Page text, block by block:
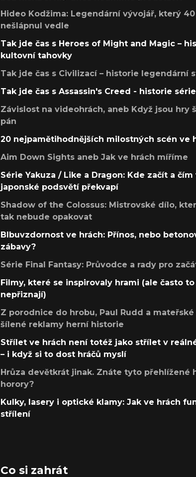
Hideo Kodžima: Legendární vývojář, který
nešlápnul vedle
Tak jde čas s Heroes of Might and Magic –
kultovní tahovky
Tak jde čas s Civilizací – historie legendární
Tak jde čas s Assassin's Creed - historie série
Závislost na videohrách, aneb Když jsou hry
pán
20 nejpamětihodnějších milostných scén ve
Aim Down Sights aneb Jak ve hrách míříme
Série Yakuza / Like a Dragon: Kde začít a čím
japonské podsvětí překvapí
Shadow of the Colossus: Mistrovské dílo,
tak nebude opakovat
Blbuvzdornost ve hrách: Přínos, nebo
zábavy?
Série Final Fantasy: Průvodce a rady pro
Filmy, které se inspirovaly hrami (ale často to
nepřiznají)
Z porodnice do hrobu, Paul Rudd a
šílené reklamy herní historie
Střílet ve hrách není totéž jako střílet v
– i když si to dost hráčů myslí
Hrůza devětkrát jinak. Znáte tyto přehlížené
horory?
Kulky, lasery i optické klamy: Jak ve hrách
střílení
Co si zahrát